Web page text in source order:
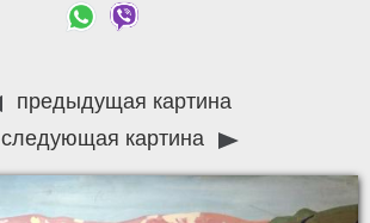
предыдущая картина
следующая картина